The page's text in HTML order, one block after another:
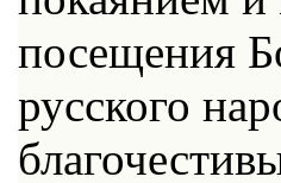
посещения
русского